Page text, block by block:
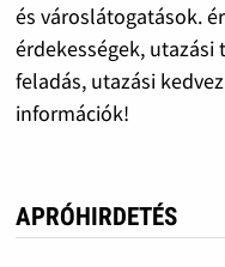
és városlátogatások.
érdekességek, utazási
feladás, utazási
információk!
APRÓHIRDETÉS